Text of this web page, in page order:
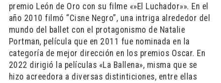
premio León de Oro con su filme «»El Luchador»». En el
año 2010 filmó “Cisne Negro”, una intriga alrededor del
mundo del ballet con el protagonismo de Natalie
Portman, película que en 2011 fue nominada en la
categoría de mejor dirección en los premios Oscar. En
2022 dirigió la películas «La Ballena», misma que se
hizo acreedora a diversas distinticiones, entre ellas